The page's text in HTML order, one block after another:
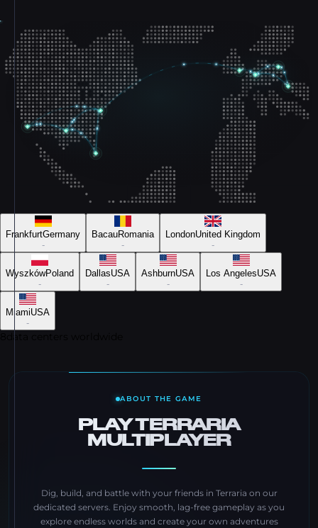
FrankfurtGermany
-
BacauRomania
-
LondonUnited Kingdom
-
WyszkówPoland
-
DallasUSA
-
AshburnUSA
-
Los AngelesUSA
-
MiamiUSA
-
ABOUT THE GAME
PLAY TERRARIA
MULTIPLAYER
Dig, build, and battle with your friends in Terraria on our
dedicated servers. Enjoy smooth, lag-free gameplay as you
explore endless worlds and create your own adventures